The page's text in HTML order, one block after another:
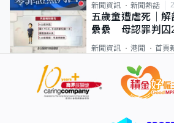
新聞資訊 新聞熱話
五歲童遭虐死｜
纍纍 母認罪判囚
類案最惡劣
新聞資訊 港聞 首頁